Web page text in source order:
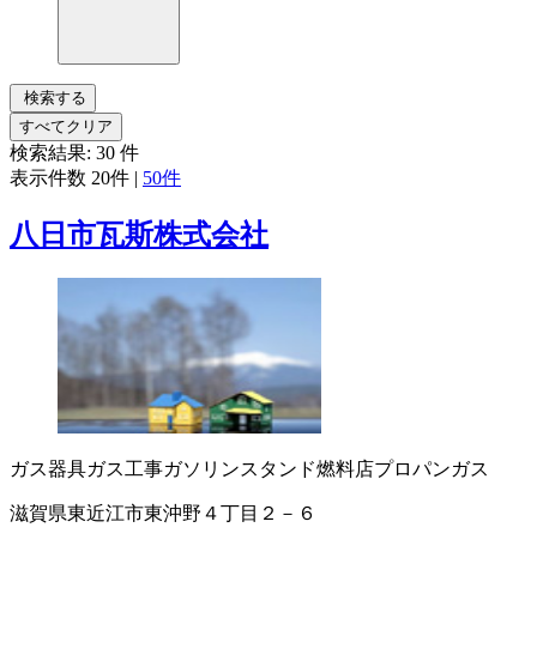
検索する
すべてクリア
検索結果: 30 件
表示件数 20件 | 50件
八日市瓦斯株式会社
ガス器具ガス工事ガソリンスタンド燃料店プロパンガス
滋賀県東近江市東沖野４丁目２－６